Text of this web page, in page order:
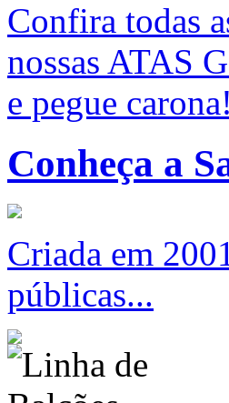
Confira todas
nossas ATAS
e pegue carona!
Conheça a
Criada em
públicas...